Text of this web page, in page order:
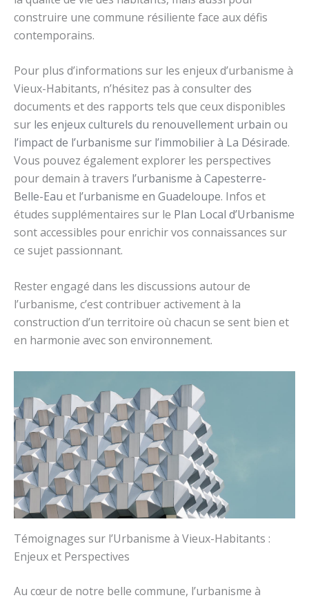
construire une commune résiliente face aux défis
contemporains.
Pour plus d’informations sur les enjeux d’urbanisme à
Vieux-Habitants, n’hésitez pas à consulter des
documents et des rapports tels que ceux disponibles
sur les enjeux culturels du renouvellement urbain ou
l’impact de l’urbanisme sur l’immobilier à La Désirade.
Vous pouvez également explorer les perspectives
pour demain à travers l’urbanisme à Capesterre-
Belle-Eau et l’urbanisme en Guadeloupe. Infos et
études supplémentaires sur le Plan Local d’Urbanisme
sont accessibles pour enrichir vos connaissances sur
ce sujet passionnant.
Rester engagé dans les discussions autour de
l’urbanisme, c’est contribuer activement à la
construction d’un territoire où chacun se sent bien et
en harmonie avec son environnement.
Témoignages sur l’Urbanisme à Vieux-Habitants :
Enjeux et Perspectives
Au cœur de notre belle commune, l’urbanisme à